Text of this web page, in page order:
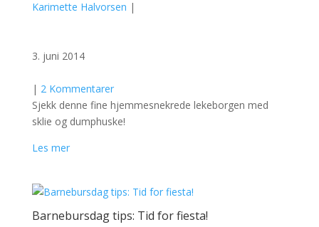
Karimette Halvorsen |
3. juni 2014
| 2 Kommentarer
Sjekk denne fine hjemmesnekrede lekeborgen med
sklie og dumphuske!
Les mer
Barnebursdag tips: Tid for fiesta!